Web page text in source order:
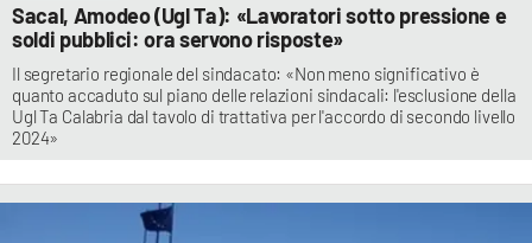
Sacal, Amodeo (Ugl Ta): «Lavoratori sotto pressione e
soldi pubblici: ora servono risposte»
Il segretario regionale del sindacato: «Non meno significativo è
quanto accaduto sul piano delle relazioni sindacali: l'esclusione della
Ugl Ta Calabria dal tavolo di trattativa per l'accordo di secondo livello
2024»